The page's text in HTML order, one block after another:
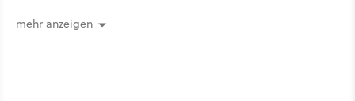
mehr anzeigen